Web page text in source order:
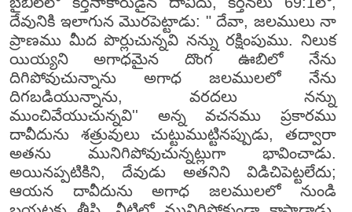
దేవునికి ఇలాగున మొరపెట్టాడు: " దేవా, జలములు నా
ప్రాణము మీద పొర్లుచున్నవి నన్ను రక్షింపుము. నిలుక
యియ్యని అగాధమైన దొంగ ఊబిలో నేను
దిగిపోవుచున్నాను అగాధ జలములలో నేను
దిగబడియున్నాను, వరదలు నన్ను
ముంచివేయుచున్నవి'' అన్న వచనము ప్రకారము
దావీదును శత్రువులు చుట్టుముట్టినప్పుడు, తద్వారా
అతను మునిగిపోవుచున్నట్లుగా భావించాడు.
అయినప్పటికిని, దేవుడు అతనిని విడిచిపెట్టలేదు;
ఆయన దావీదును అగాధ జలములలో నుండి